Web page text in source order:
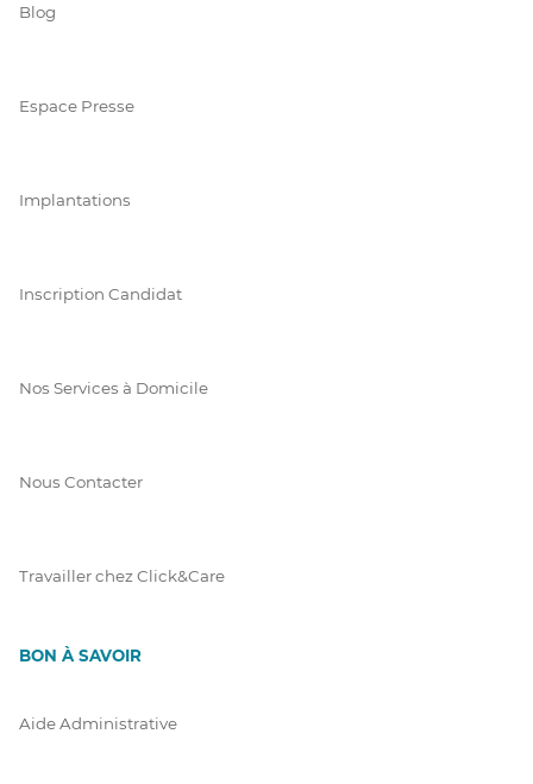
Blog
Espace Presse
Implantations
Inscription Candidat
Nos Services à Domicile
Nous Contacter
Travailler chez Click&Care
BON À SAVOIR
Aide Administrative